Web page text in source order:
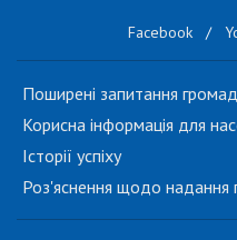
Facebook /
Поширені запитання
Корисна інформація для
Історії успіху
Роз'яснення щодо надання